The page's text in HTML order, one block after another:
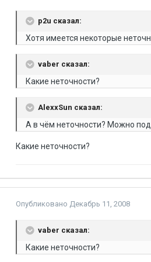
p2u сказал:
Хотя имеется некоторые
vaber сказал:
Какие неточности?
AlexxSun сказал:
А в чём неточности? Можно
Какие неточности?
Опубликовано Декабрь 11, 2008
vaber сказал:
Какие неточности?